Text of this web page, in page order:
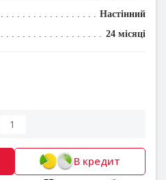
Настінний
24 місяці
В кредит